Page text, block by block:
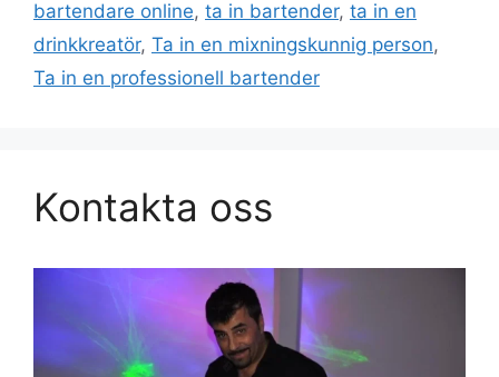
bartendare online, ta in bartender, ta in en
drinkkreatör, Ta in en mixningskunnig person,
Ta in en professionell bartender
Kontakta oss